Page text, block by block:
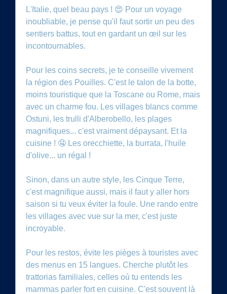
L'Italie, quel beau pays ! 😍 Pour un voyage
inoubliable, je pense qu'il faut sortir un peu des
sentiers battus, tout en gardant un œil sur les
incontournables.
Pour les coins secrets, je te conseille vivement
la région des Pouilles. C'est le talon de la botte,
moins touristique que la Toscane ou Rome, mais
avec un charme fou. Les villages blancs comme
Ostuni, les trulli d'Alberobello, les plages
magnifiques... c'est vraiment dépaysant. Et la
cuisine ! 🤤 Les orecchiette, la burrata, l'huile
d'olive... un régal !
Sinon, dans un autre style, les Cinque Terre,
c'est magnifique aussi, mais il faut y aller hors
saison si tu veux éviter la foule. Une rando entre
les villages avec vue sur la mer, c'est juste
incroyable.
Pour les restos, évite les pièges à touristes avec
des menus en 15 langues. Cherche plutôt les
trattorias familiales, celles où tu entends les
mammas parler fort en cuisine. C'est souvent là